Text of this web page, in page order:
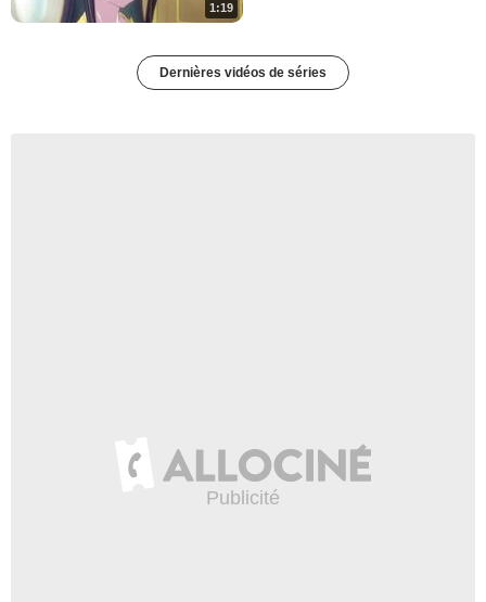
1:19
Dernières vidéos de séries